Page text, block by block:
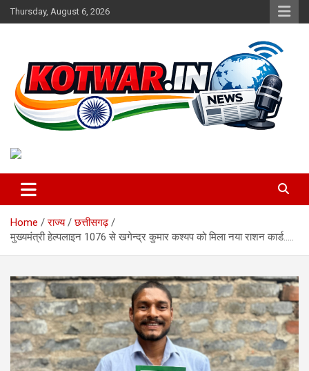
Skip
to
Thursday, August 6, 2026
kotwar.in
Home राज्य
छत्तीसगढ़
मुख्यमंत्री हेल्पलाइन 1076 से खगेन्द्र कुमार कश्यप को मिला नया राशन कार्ड…..